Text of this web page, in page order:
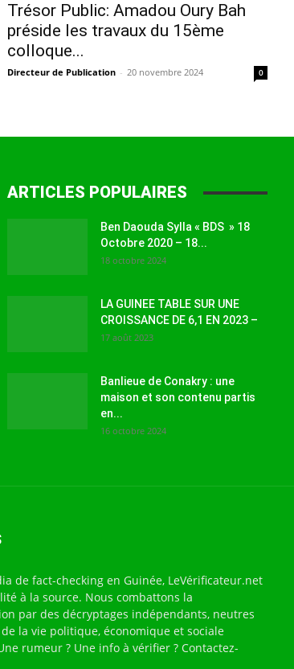
Trésor Public: Amadou Oury Bah
préside les travaux du 15ème
colloque...
Directeur de Publication - 20 novembre 2024 0
ARTICLES POPULAIRES
Ben Daouda Sylla « BDS » 18
Octobre 2020 – 18...
18 octobre 2024
LA GUINEE TABLE SUR UNE
CROISSANCE DE 6,1 EN 2023 –
17 août 2023
Banlieue de Conakry : une
maison et son contenu partis
en...
16 octobre 2024
de fact-checking en Guinée, LeVérificateur.net
à la source. Nous combattons la
par des décryptages indépendants, neutres
la vie politique, économique et sociale
rumeur ? Une info à vérifier ? Contactez-